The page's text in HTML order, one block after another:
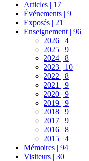
Articles | 17
Événements | 9
Exposés | 21
Enseignement | 96
2026 | 4
2025 | 9
2024 | 8
2023 | 10
2022 | 8
2021 | 9
2020 | 9
2019 | 9
2018 | 9
2017 | 9
2016 | 8
2015 | 4
Mémoires | 94
Visiteurs | 30